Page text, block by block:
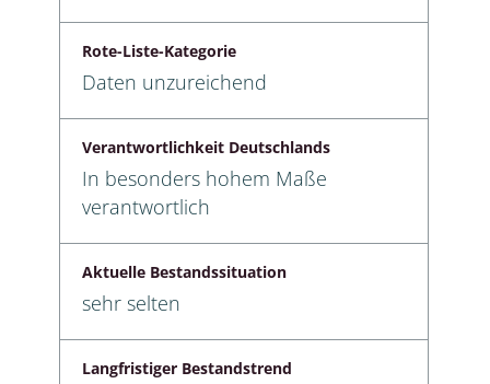
Rote-Liste-Kategorie
Daten unzureichend
Verantwortlichkeit Deutschlands
In besonders hohem Maße
verantwortlich
Aktuelle Bestandssituation
sehr selten
Langfristiger Bestandstrend